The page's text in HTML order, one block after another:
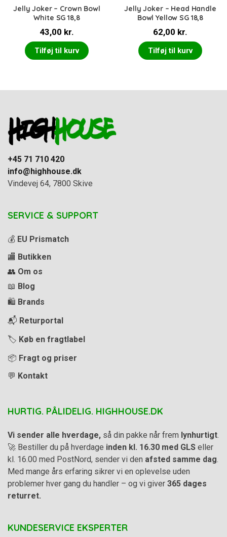
Jelly Joker – Crown Bowl
White SG 18,8
43,00 kr.
Tilføj til kurv
Jelly Joker – Head Handle
Bowl Yellow SG 18,8
62,00 kr.
Tilføj til kurv
+45 71 710 420
info@highhouse.dk
Vindevej 64, 7800 Skive
SERVICE & SUPPORT
💰 EU Prismatch
🏬 Butikken
👥 Om os
📖 Blog
🛍️ Brands
📬 Returportal
🏷️ Køb en fragtlabel
📦 Fragt og priser
💬 Kontakt
HURTIG. PÅLIDELIG. HIGHHOUSE.DK
Vi sender alle hverdage, så din pakke når frem lynhurtigt
🚀 Bestiller du på hverdage inden kl. 16.30 med GLS eller
kl. 16.00 med PostNord, sender vi den afsted samme dag
Med mange års erfaring sikrer vi en oplevelse uden
problemer hver gang du handler – og vi giver 365 dages
returret.
KUNDESERVICE EKSPERTER